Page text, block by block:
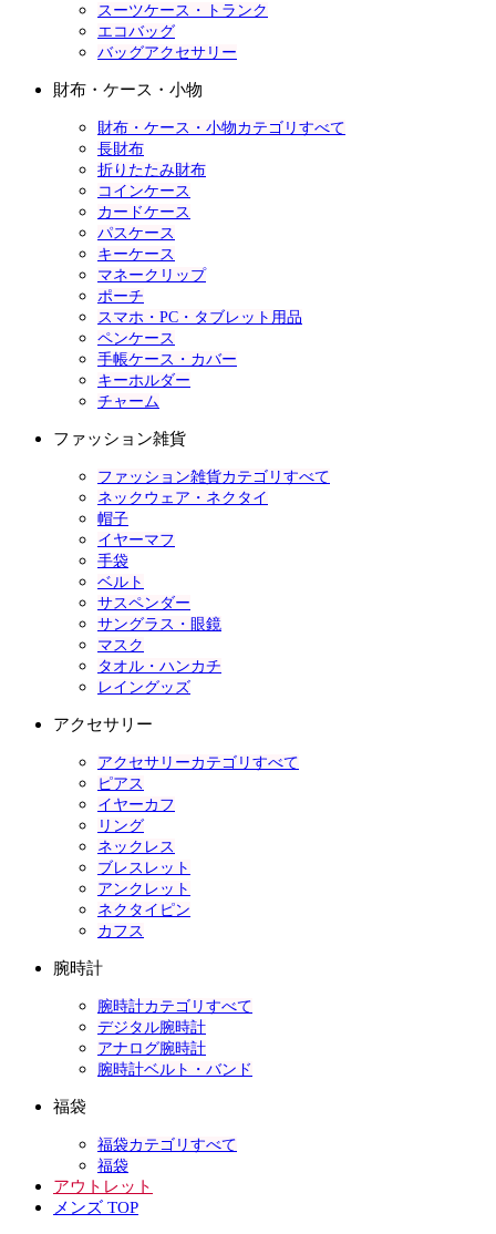
スーツケース・トランク
エコバッグ
バッグアクセサリー
財布・ケース・小物
財布・ケース・小物カテゴリすべて
長財布
折りたたみ財布
コインケース
カードケース
パスケース
キーケース
マネークリップ
ポーチ
スマホ・PC・タブレット用品
ペンケース
手帳ケース・カバー
キーホルダー
チャーム
ファッション雑貨
ファッション雑貨カテゴリすべて
ネックウェア・ネクタイ
帽子
イヤーマフ
手袋
ベルト
サスペンダー
サングラス・眼鏡
マスク
タオル・ハンカチ
レイングッズ
アクセサリー
アクセサリーカテゴリすべて
ピアス
イヤーカフ
リング
ネックレス
ブレスレット
アンクレット
ネクタイピン
カフス
腕時計
腕時計カテゴリすべて
デジタル腕時計
アナログ腕時計
腕時計ベルト・バンド
福袋
福袋カテゴリすべて
福袋
アウトレット
メンズ TOP